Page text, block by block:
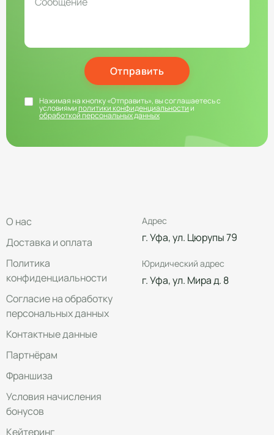
Отправить
Нажимая на кнопку «Отправить», вы соглашаетесь с
условиямиполитики конфиденциальностии
обработкой персональных данных
О нас
Доставка и оплата
Политика
конфиденциальности
Согласие на обработку
персональных данных
Контактные данные
Партнёрам
Франшиза
Условия начисления
бонусов
Кейтеринг
Адрес
г. Уфа, ул. Цюрупы 79
Юридический адрес
г. Уфа, ул. Мира д. 8